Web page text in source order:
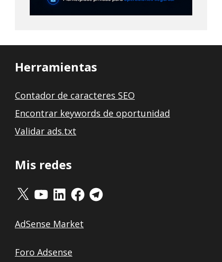
Herramientas
Contador de caracteres SEO
Encontrar keywords de oportunidad
Validar ads.txt
Mis redes
X YouTubeLinkedInFacebookTelegram
AdSense Market
Foro Adsense